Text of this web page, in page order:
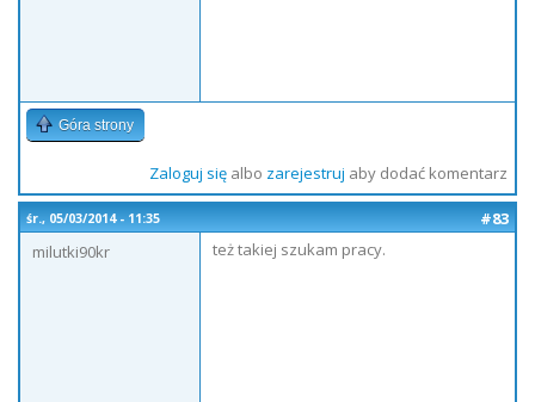
Góra strony
Zaloguj sięalbo zarejestruj aby dodać komentarz
śr., 05/03/2014 - 11:35
#83
milutki90kr
też takiej szukam pracy.